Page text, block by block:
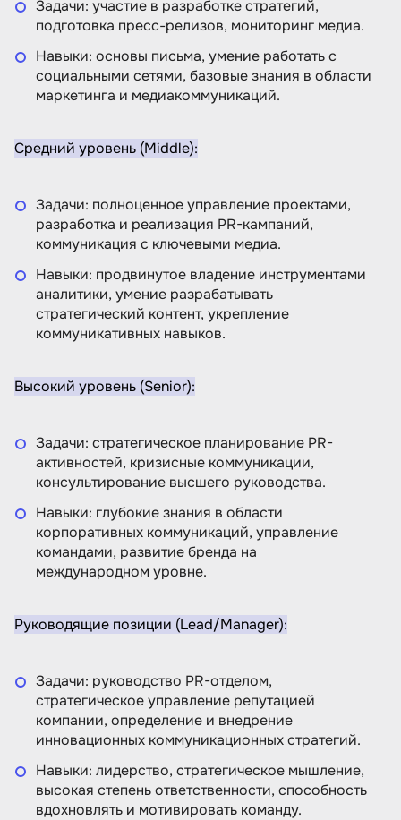
Задачи: участие в разработке стратегий,
подготовка пресс-релизов, мониторинг медиа.
Навыки: основы письма, умение работать с
социальными сетями, базовые знания в области
маркетинга и медиакоммуникаций.
Средний уровень (Middle):
Задачи: полноценное управление проектами,
разработка и реализация PR-кампаний,
коммуникация с ключевыми медиа.
Навыки: продвинутое владение инструментами
аналитики, умение разрабатывать
стратегический контент, укрепление
коммуникативных навыков.
Высокий уровень (Senior):
Задачи: стратегическое планирование PR-
активностей, кризисные коммуникации,
консультирование высшего руководства.
Навыки: глубокие знания в области
корпоративных коммуникаций, управление
командами, развитие бренда на
международном уровне.
Руководящие позиции (Lead/Manager):
Задачи: руководство PR-отделом,
стратегическое управление репутацией
компании, определение и внедрение
инновационных коммуникационных стратегий.
Навыки: лидерство, стратегическое мышление,
высокая степень ответственности, способность
вдохновлять и мотивировать команду.